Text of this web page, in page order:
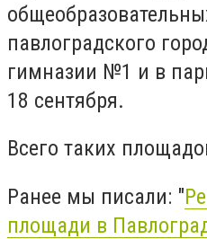
павлоградского
гимназии №1 и в
18 сентября.
Всего таких
Ранее мы писали: "
площади в